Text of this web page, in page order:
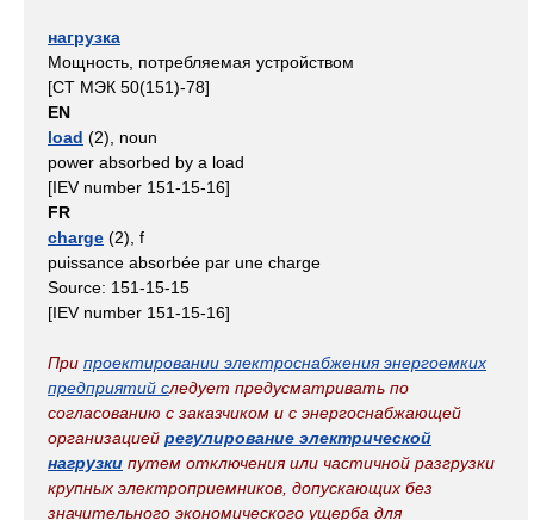
нагрузка
Мощность, потребляемая устройством
[СТ МЭК 50(151)-78]
EN
load (2), noun
power absorbed by a load
[IEV number 151-15-16]
FR
charge (2), f
puissance absorbée par une charge
Source: 151-15-15
[IEV number 151-15-16]
При проектировании электроснабжения энергоемких
предприятий следует предусматривать по
согласованию с заказчиком и с энергоснабжающей
организацией регулирование электрической
нагрузки путем отключения или частичной разгрузки
крупных электроприемников, допускающих без
значительного экономического ущерба для